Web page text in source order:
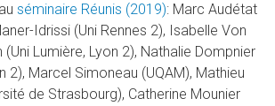
séminaire Réunis (2019): Marc Audétat
Idrissi (Uni Rennes 2), Isabelle Von
Lumière, Lyon 2), Nathalie Dompnier
2), Marcel Simoneau (UQAM), Mathieu
de Strasbourg), Catherine Mounier